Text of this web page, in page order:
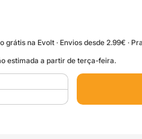
grátis na Evolt · Envios desde 2.99€ ·
estimada a partir de terça-feira.